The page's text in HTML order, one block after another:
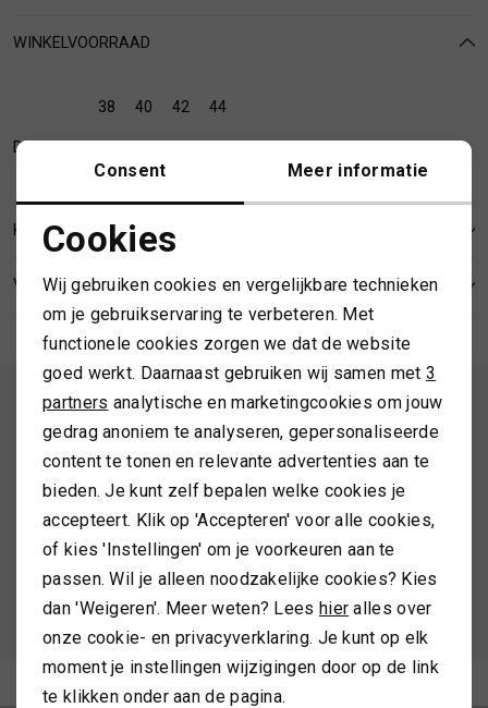
ROKKEN
SCHOENEN
SIERADEN
SJAALS
TASSEN
TOPS EN SHIRTS
TRUIEN
VESTEN
T-SHIRTS
TASSEN EN RUGZAKKEN
VESTEN
WINKELVOORRAAD
38 40 42 44
Deventer
KENMERKEN
VERZENDEN EN RETOURNEREN
ALTIJD ALS EERSTE OP DE HOOGTE ZIJN?
Schrijf je in en ontvang 10% korting op je 1e bestelling
AANMELDEN
Hoe we met je data omgaan? Bekijk dit in onze
privacyverklaring.
Meld je aan voor de nieuwsbrief
Noodzakelijke cookies
Analytische cookies
Marketing cookies
Consent Meer informatie
Cookies
Wij gebruiken cookies en vergelijkbare technieken
om je gebruikservaring te verbeteren. Met
functionele cookies zorgen we dat de website
goed werkt. Daarnaast gebruiken wij samen met 3
partners analytische en marketingcookies om jouw
gedrag anoniem te analyseren, gepersonaliseerde
content te tonen en relevante advertenties aan te
bieden. Je kunt zelf bepalen welke cookies je
accepteert. Klik op 'Accepteren' voor alle cookies,
of kies 'Instellingen' om je voorkeuren aan te
passen. Wil je alleen noodzakelijke cookies? Kies
dan 'Weigeren'. Meer weten? Lees hier alles over
onze cookie- en privacyverklaring. Je kunt op elk
moment je instellingen wijzigingen door op de link
te klikken onder aan de pagina.